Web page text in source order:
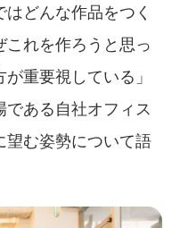
どんな作品をつく
れを作ろうと思っ
重要視している」
である自社オフィス
望む姿勢について語